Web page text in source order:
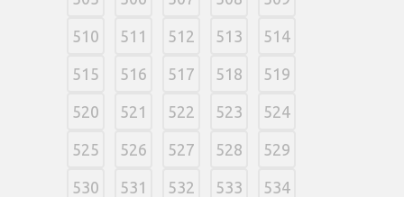
510 511 512 513 514
515 516 517 518 519
520 521 522 523 524
525 526 527 528 529
530 531 532 533 534